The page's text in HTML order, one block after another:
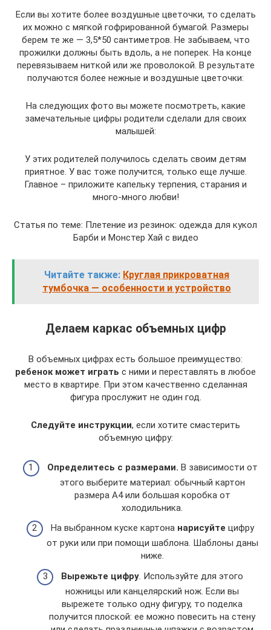
Если вы хотите более воздушные цветочки, то сделать
их можно с мягкой гофрированной бумагой. Размеры
берем те же — 3,5*50 сантиметров. Не забываем, что
прожилки должны быть вдоль, а не поперек. На конце
перевязываем ниткой или же проволокой. В результате
получаются более нежные и воздушные цветочки:
На следующих фото вы можете посмотреть, какие
замечательные цифры родители сделали для своих
малышей:
У этих родителей получилось сделать своим детям
приятное. У вас тоже получится, только еще лучше.
Главное – приложите капельку терпения, старания и
много-много любви!
Статья по теме: Плетение из резинок: одежда для кукол
Барби и Монстер Хай с видео
Читайте также: Круглая прикроватная
тумбочка — особенности и устройство
Делаем каркас объемных цифр
В объемных цифрах есть большое преимущество:
ребенок может играть с ними и переставлять в любое
место в квартире. При этом качественно сделанная
фигура прослужит не один год.
Следуйте инструкции, если хотите смастерить
объемную цифру:
Определитесь с размерами. В зависимости от
этого выберите материал: обычный картон
размера А4 или большая коробка от
холодильника.
На выбранном куске картона нарисуйте цифру
от руки или при помощи шаблона. Шаблоны даны
ниже.
Вырежьте цифру. Используйте для этого
ножницы или канцелярский нож. Если вы
вырежете только одну фигуру, то поделка
получится плоской: ее можно повесить на стену